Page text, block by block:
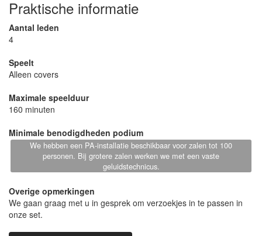
die kwaliteit levert, energie uitstraalt en écht een feestje weet te
bouwen, dan kunnen wij Eastwood Coverband en DJ Mick van
harte aanbevelen. Bedankt voor het onvergetelijk maken van
onze bruiloft!
Praktische informatie
Aantal leden
4
Speelt
Alleen covers
Maximale speelduur
160 minuten
Minimale benodigdheden podium
We hebben een PA-installatie beschikbaar voor zalen tot 100
personen. Bij grotere zalen werken we met een vaste
geluidstechnicus.
Overige opmerkingen
We gaan graag met u in gesprek om verzoekjes in te passen in
onze set.